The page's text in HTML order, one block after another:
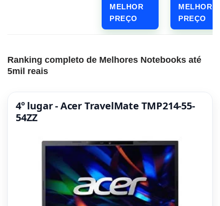
MELHOR
PREÇO
MELHOR
PREÇO
Ranking completo de Melhores Notebooks até
5mil reais
4º lugar - Acer TravelMate TMP214-55-
54ZZ